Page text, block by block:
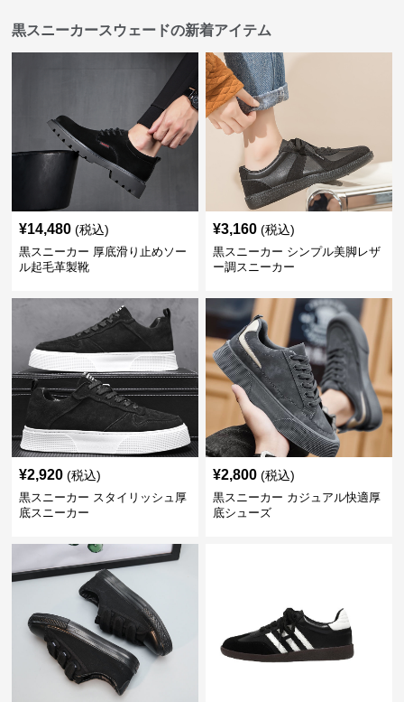
黒スニーカースウェードの新着アイテム
¥14,480 (税込)
黒スニーカー 厚底滑り止めソー
ル起毛革製靴
¥3,160 (税込)
黒スニーカー シンプル美脚レザ
ー調スニーカー
¥2,920 (税込)
黒スニーカー スタイリッシュ厚
底スニーカー
¥2,800 (税込)
黒スニーカー カジュアル快適厚
底シューズ